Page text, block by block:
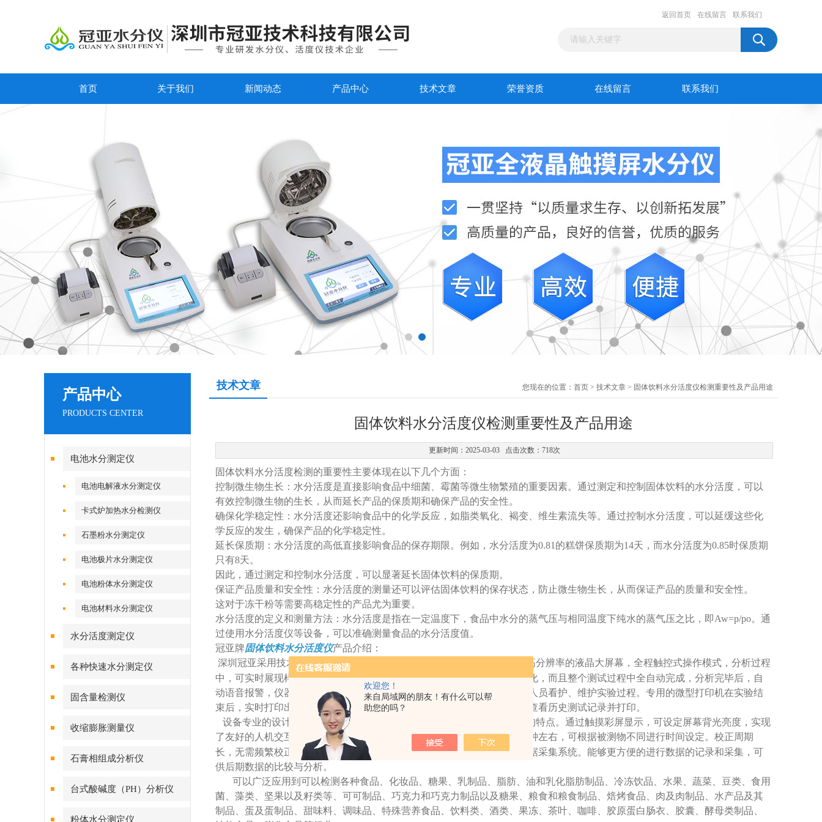
欢迎您！
来自局域网的朋友！有什么可以帮
助您的吗？
返回首页 在线留言 联系我们
首页 关于我们 新闻动态 产品中心 技术文章 荣誉资质 在线留言 联系我们
产品中心
PRODUCTS CENTER
电池水分测定仪
电池电解液水分测定仪
卡式炉加热水分检测仪
石墨粉水分测定仪
电池极片水分测定仪
电池粉体水分测定仪
电池材料水分测定仪
水分活度测定仪
各种快速水分测定仪
固含量检测仪
收缩膨胀测量仪
石膏相组成分析仪
台式酸碱度（PH）分析仪
粉体水分测定仪
技术文章 您现在的位置： 首页 > 技术文章 > 固体饮料水分活度仪检测重要性及产品用途
固体饮料水分活度仪检测重要性及产品用途
更新时间：2025-03-03 点击次数：718次
固体饮料水分活度检测的重要性主要体现在以下几个方面‌：
‌控制微生物生长‌：水分活度是直接影响食品中细菌、霉菌等微生物繁殖的重要因素。通过测定和控制固体饮料的水分活度，可以
有效控制微生物的生长，从而延长产品的保质期和确保产品的安全性‌。
‌确保化学稳定性‌：水分活度还影响食品中的化学反应，如脂类氧化、褐变、维生素流失等。通过控制水分活度，可以延缓这些化
学反应的发生，确保产品的化学稳定性‌。
‌延长保质期‌：水分活度的高低直接影响食品的保存期限。例如，水分活度为0.81的糕饼保质期为14天，而水分活度为0.85时保质期
只有8天‌。
因此，通过测定和控制水分活度，可以显著延长固体饮料的保质期。
‌保证产品质量和安全性‌：水分活度的测量还可以评估固体饮料的保存状态，防止微生物生长，从而保证产品的质量和安全性‌。
这对于冻干粉等需要高稳定性的产品尤为重要。
‌水分活度的定义和测量方法‌：水分活度是指在一定温度下，食品中水分的蒸气压与相同温度下纯水的蒸气压之比，即Aw=p/po。通
过使用水分活度仪等设备，可以准确测量食品的水分活度值‌。
冠亚牌固体饮料水分活度仪产品介绍：
深圳冠亚采用技术研发的水分活度仪，采用多种分析测试模式，采用
寸高分辨率的液晶大屏幕，全程触控式操作模式，分析过程
中，可实时展现样品温度、活度值曲线以及活度值、温度等参数的数据变化，而且整个测试过程中全自动完成，分析完毕后，自
动语音报警，仪器屏幕自动锁定最终的数据，并同时存储测试数据。无需人员看护、维护实验过程。专用的微型打印机在实验结
束后，实时打印出检测的有效数据，以便长久保存。也可在历史记录里面查看历史测试记录并打印。
设备专业的设计，具有性能稳定，检测精度高，测量时间短，操作简便的特点。通过触摸彩屏显示，可设定屏幕背光亮度，实现
了友好的人机交互界面。可开启多个通道同时测量，测量或校正时间10
分钟左右，可根据被测物不同进行时间设定。校正周期
长，无需频繁校正。同时带有打印输出功能、曲线绘制功能以及上位机数据采集系统。能够更方便的进行数据的记录和采集，可
供后期数据的比较与分析。
可以广泛应用到可以检测各种食品、化妆品、糖果、乳制品、脂肪、油和乳化脂肪制品、冷冻饮品、水果、蔬菜、豆类、食用
菌、藻类、坚果以及籽类等、可可制品、巧克力和巧克力制品以及糖果、粮食和粮食制品、焙烤食品、肉及肉制品、水产品及其
制品、蛋及蛋制品、甜味料、调味品、特殊营养食品、饮料类、酒类、果冻、茶叶、咖啡、胶原蛋白肠衣、胶囊、酵母类制品、